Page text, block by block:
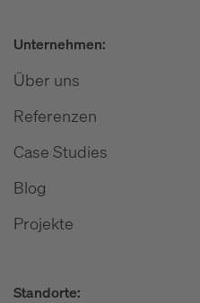
Unternehmen:
Über uns
Referenzen
Case Studies
Blog
Projekte
Standorte: